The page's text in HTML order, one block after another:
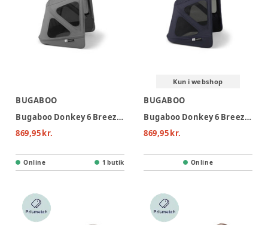
BUGABOO
Bugaboo Donkey 6 Breezy Kaleche - Moon Grey
869,95 kr.
Online 1 butik
Kun i webshop
BUGABOO
Bugaboo Donkey 6 Breezy Kaleche - Deep Indigo
869,95 kr.
Online